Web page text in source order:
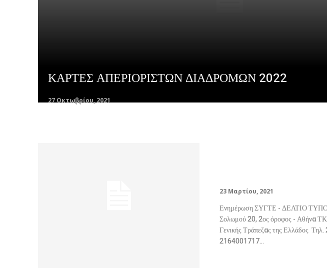
ΚΑΡΤΕΣ ΑΠΕΡΙΟΡΙΣΤΩΝ ΔΙΑΔΡΟΜΩΝ 2022
27 Οκτωβρίου, 2021
23 Μαρτίου, 2021
Ενημέρωση ΣΥΓΤΕ - ΔΕΛΤΙΟ
Σολωμού 20, 2ος όροφος - Αθήνα
Γενικής Τράπεζας της Ελλάδος
2164001717...